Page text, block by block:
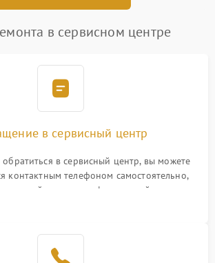
в сервисном центре
в сервисный центр
обратиться в сервисный центр, вы можете
контактным телефоном самостоятельно,
свой номер телефона на сайте